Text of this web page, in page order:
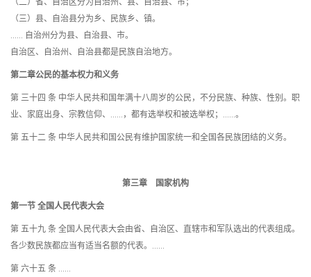
（二）省、自治区分为自治州、县、自治县、市；
（三）县、自治县分为乡、民族乡、镇。
…… 自治州分为县、自治县、市。
自治区、自治州、自治县都是民族自治地方。
第二章公民的基本权力和义务
第 三十四 条 中华人民共和国年满十八周岁的公民，不分民族、种族、性别。职
业、家庭出身、宗教信仰、……，都有选举权和被选举权；……。
第 五十二 条 中华人民共和国公民有维护国家统一和全国各民族团结的义务。
第三章 国家机构
第一节 全国人民代表大会
第 五十九 条 全国人民代表大会由省、自治区、直辖市和军队选出的代表组成。
各少数民族都应当有适当名额的代表。……
第 六十五 条 ……